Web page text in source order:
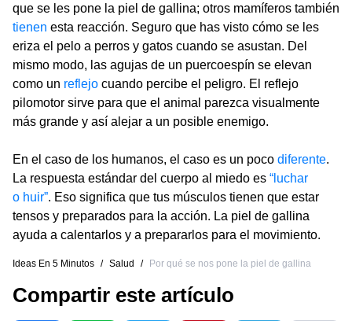
que se les pone la piel de gallina; otros mamíferos también
tienen esta reacción. Seguro que has visto cómo se les
eriza el pelo a perros y gatos cuando se asustan. Del
mismo modo, las agujas de un puercoespín se elevan
como un reflejo cuando percibe el peligro. El reflejo
pilomotor sirve para que el animal parezca visualmente
más grande y así alejar a un posible enemigo.
En el caso de los humanos, el caso es un poco diferente.
La respuesta estándar del cuerpo al miedo es “luchar
o huir”. Eso significa que tus músculos tienen que estar
tensos y preparados para la acción. La piel de gallina
ayuda a calentarlos y a prepararlos para el movimiento.
Ideas En 5 Minutos / Salud / Por qué se nos pone la piel de gallina
Compartir este artículo